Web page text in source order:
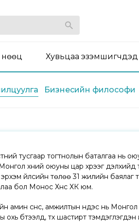
нөөц Хувьцаа эзэмшигчдэд
Бизнесийн философи
тусгаар тогтнолын баталгаа нь
хүний оюуны цар хүрээг дэлхийд
үйлсийн төлөө 31 жилийн баялаг
бол Монос Хүнс ХК юм.
амин сүнс, амжилтын үндэс нь
охь бүтээлүүд, түүх шастирт